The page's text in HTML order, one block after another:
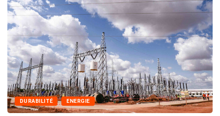
DURABILITÉ ENERGIE